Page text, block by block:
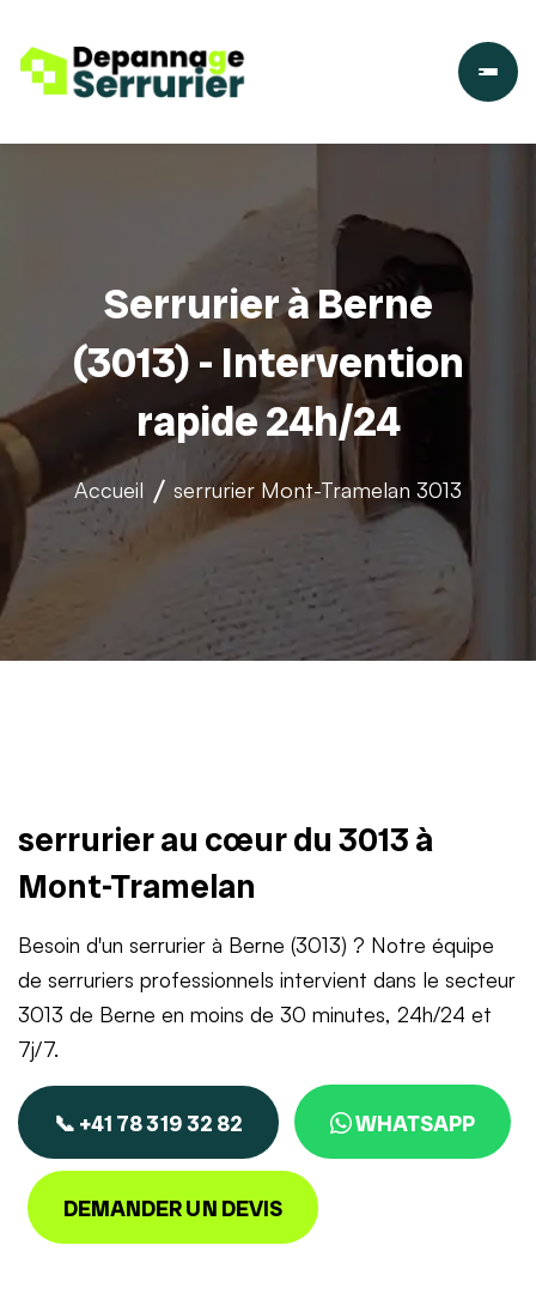
Serrurier à Berne
(3013) - Intervention
rapide 24h/24
Accueil serrurier Mont-Tramelan 3013
serrurier au cœur du 3013 à
Mont-Tramelan
Besoin d'un serrurier à Berne (3013) ? Notre équipe
de serruriers professionnels intervient dans le secteur
3013 de Berne en moins de 30 minutes, 24h/24 et
7j/7.
📞 +41 78 319 32 82 WHATSAPP
DEMANDER UN DEVIS